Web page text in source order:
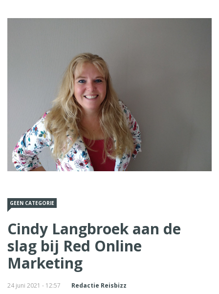
GEEN CATEGORIE
Cindy Langbroek aan de
slag bij Red Online
Marketing
24 juni 2021 - 12:57 Redactie Reisbizz